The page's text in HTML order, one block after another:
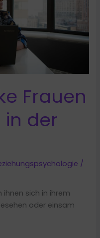
Frauen
der
/
ihnen sich in ihrem
oder einsam